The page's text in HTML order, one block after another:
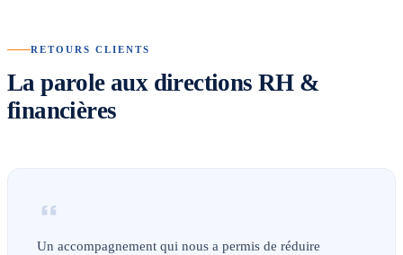
RETOURS CLIENTS
La parole aux directions RH &
financières
Un accompagnement qui nous a permis de réduire